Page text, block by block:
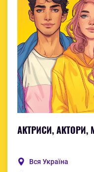
АКТРИСИ, АКТОРИ,
Вся Україна